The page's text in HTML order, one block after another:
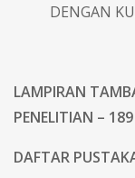
DENGAN
LAMPIRAN
PENELITIAN – 189
DAFTAR